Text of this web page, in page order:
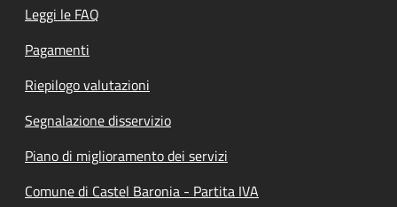
Leggi le FAQ
Pagamenti
Riepilogo valutazioni
Segnalazione disservizio
Piano di miglioramento dei servizi
Comune di Castel Baronia - Partita IVA